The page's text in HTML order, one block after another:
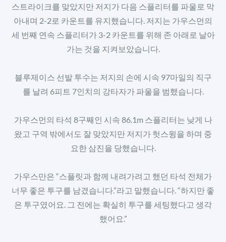
스트라이크를 맞았지만 저지가 다음 스플리터를 파울로 막
아내며 2-2로 카운트를 유지했습니다. 저지는 가우스먼의
세 번째 연속 스플리터가 3-2 카운트를 위해 존 아래로 날아
가는 것을 지켜보았습니다.
블루제이스 선발 투수는 저지의 손에 시속 97마일의 직구
를 날려 6피트 7인치의 강타자가 파울을 범했습니다.
가우스먼의 타석 8구째인 시속 86.1m 스플리터는 낮게 나
왔고 구역 밖에서도 잘 맞았지만 저지가 헛스윙을 하며 중
요한 삼진을 당했습니다.
가우스만은 “스플릿과 함께 내려가려고 했던 타석 전체가
너무 좋은 투구를 남겼습니다.”라고 말했습니다. “하지만 좋
은 투구였어요. 그 전에는 확실히 투구를 세팅했다고 생각
했어요.”